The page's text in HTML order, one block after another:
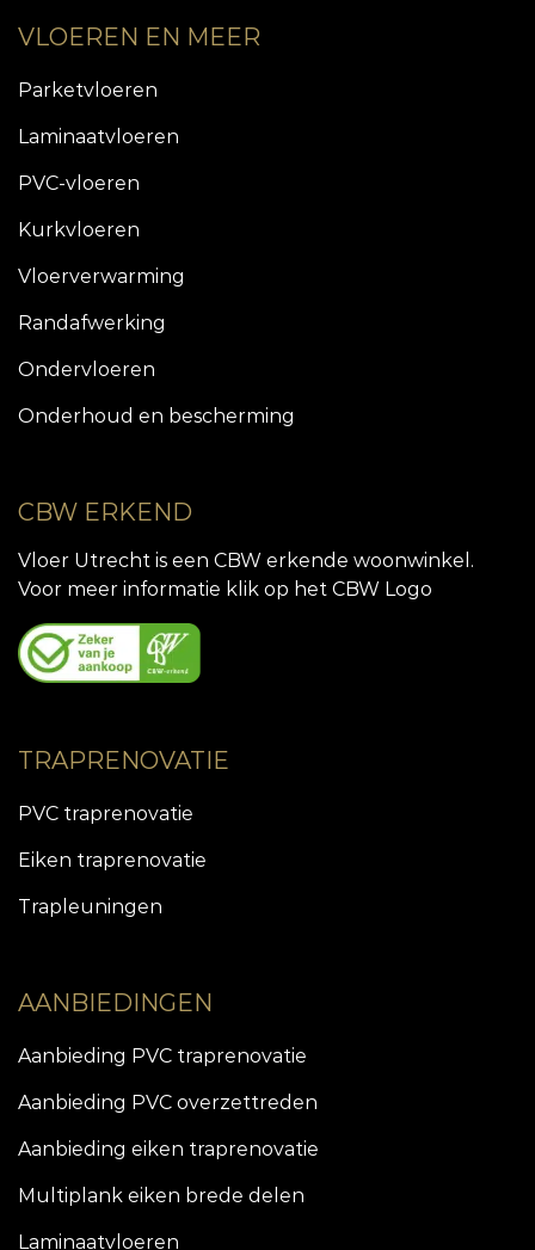
VLOEREN EN MEER
Parketvloeren
Laminaatvloeren
PVC-vloeren
Kurkvloeren
Vloerverwarming
Randafwerking
Ondervloeren
Onderhoud en bescherming
CBW ERKEND
Vloer Utrecht is een CBW erkende woonwinkel.
Voor meer informatie klik op het CBW Logo
TRAPRENOVATIE
PVC traprenovatie
Eiken traprenovatie
Trapleuningen
AANBIEDINGEN
Aanbieding PVC traprenovatie
Aanbieding PVC overzettreden
Aanbieding eiken traprenovatie
Multiplank eiken brede delen
Laminaatvloeren